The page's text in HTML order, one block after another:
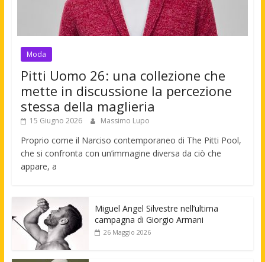
Moda
Pitti Uomo 26: una collezione che
mette in discussione la percezione
stessa della maglieria
15 Giugno 2026 Massimo Lupo
Proprio come il Narciso contemporaneo di The Pitti Pool,
che si confronta con un’immagine diversa da ciò che
appare, a
Miguel Angel Silvestre nell’ultima
campagna di Giorgio Armani
26 Maggio 2026